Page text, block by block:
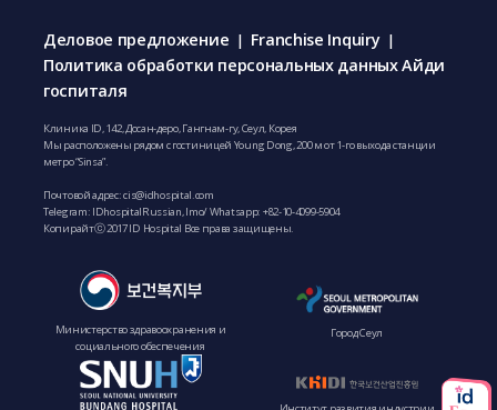
Деловое предложение | Franchise Inquiry |
Политика обработки персональных данных Айди
госпиталя
Клиника ID, 142, Досан-деро, Гангнам-гу, Сеул, Корея
Мы расположены рядом с гостиницей Young Dong, 200 м от 1-го выхода станции
метро “Sinsa”.
Почтовой адрес:cis@idhospital.com
Telegram: IDhospitalRussian, Imo/ Whatsapp: +82-10-4099-5904
Копирайтⓒ 2017 ID Hospital Все права защищены.
Министерство здравоохранения и
социального обеспечения
Город Сеул